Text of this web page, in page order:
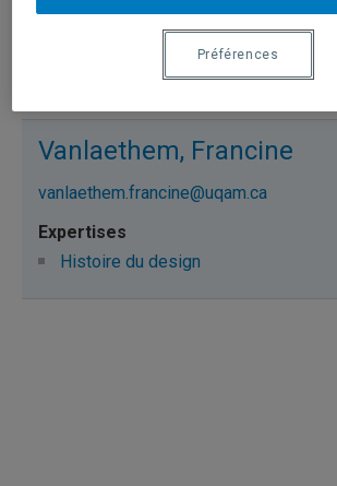
paradis.louise@uqam.ca
Histoire du design graphique
Vanlaethem, Francine
vanlaethem.francine@uqam.ca
Histoire du design
Préférences